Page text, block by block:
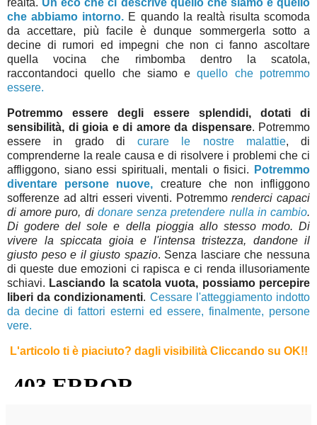
realtà. Un eco che ci descrive quello che siamo e quello
che abbiamo intorno. E quando la realtà risulta scomoda
da accettare, più facile è dunque sommergerla sotto a
decine di rumori ed impegni che non ci fanno ascoltare
quella vocina che rimbomba dentro la scatola,
raccontandoci quello che siamo equello che potremmo
essere.
Potremmo essere degli essere splendidi, dotati di
sensibilità, di gioia e di amore da dispensare. Potremmo
essere in grado di curare le nostre malattie, di
comprenderne la reale causa e di risolvere i problemi che ci
affliggono, siano essi spirituali, mentali o fisici.
Potremmo
diventare persone nuove, creature che non infliggono
sofferenze ad altri esseri viventi. Potremmorenderci capaci
di amore puro, di donare senza pretendere nulla in cambio.
Di godere del sole e della pioggia allo stesso modo. Di
vivere la spiccata gioia e l'intensa tristezza, dandone il
giusto peso e il giusto spazio. Senza lasciare che nessuna
di queste due emozioni ci rapisca e ci renda illusoriamente
schiavi. Lasciando la scatola vuota, possiamo percepire
liberi da condizionamenti. Cessare l'atteggiamento indotto
da decine di fattori esterni ed essere, finalmente, persone
vere.
L'articolo ti è piaciuto? dagli visibilità Cliccando su OK!!